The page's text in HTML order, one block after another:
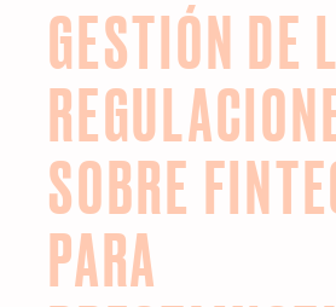
GESTIÓN DE
SOBRE
PARA